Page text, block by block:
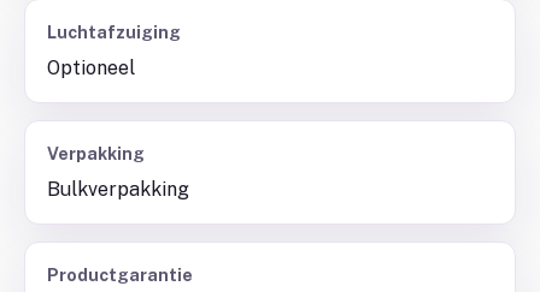
Luchtafzuiging
Optioneel
Verpakking
Bulkverpakking
Productgarantie